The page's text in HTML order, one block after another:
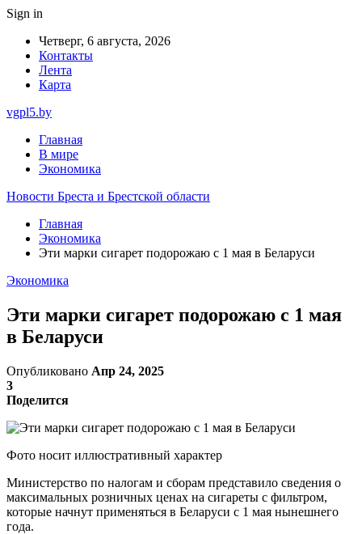
Sign in
Четверг, 6 августа, 2026
Контакты
Лента
Карта
vgpl5.by
Главная
В мире
Экономика
Новости Бреста и Брестской области
Главная
Экономика
Эти марки сигарет подорожаю с 1 мая в Беларуси
Экономика
Эти марки сигарет подорожаю с 1 мая
в Беларуси
Опубликовано Апр 24, 2025
3
Поделится
Фото носит иллюстративный характер
Министерство по налогам и сборам представило сведения о
максимальных розничных ценах на сигареты с фильтром,
которые начнут применяться в Беларуси с 1 мая нынешнего
года.